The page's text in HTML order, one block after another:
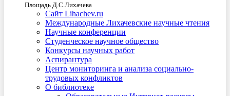
Площадь Д.С.Лихачева
Сайт Lihachev.ru
Международные Лихачевские научные чтения
Научные конференции
Студенческое научное общество
Конкурсы научных работ
Аспирантура
Центр мониторинга и анализа социально-
трудовых конфликтов
О библиотеке